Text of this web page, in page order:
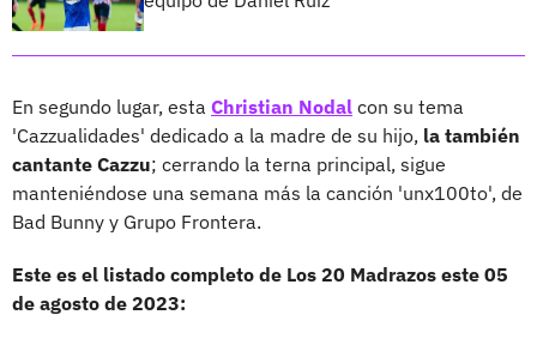
En segundo lugar, esta Christian Nodal con su tema
'Cazzualidades' dedicado a la madre de su hijo, la también
cantante Cazzu; cerrando la terna principal, sigue
manteniéndose una semana más la canción 'unx100to', de
Bad Bunny y Grupo Frontera.
Este es el listado completo de Los 20 Madrazos este 05
de agosto de 2023: